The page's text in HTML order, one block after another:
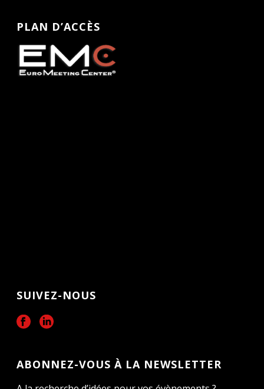
PLAN D’ACCÈS
SUIVEZ-NOUS
ABONNEZ-VOUS À LA NEWSLETTER